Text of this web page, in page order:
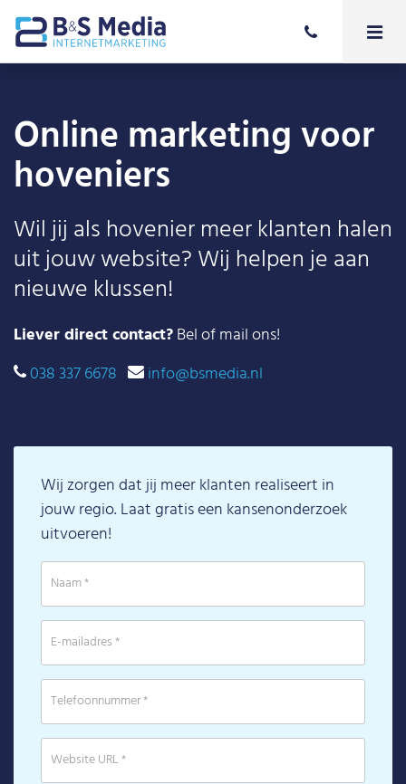
Online marketing voor
hoveniers
Wil jij als hovenier meer klanten halen
uit jouw website? Wij helpen je aan
nieuwe klussen!
Liever direct contact?Bel of mail ons!
038 337 6678
info@bsmedia.nl
Wij zorgen dat jij meer klanten realiseert in
jouw regio. Laat gratis een kansenonderzoek
uitvoeren!